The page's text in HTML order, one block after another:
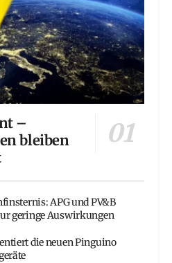
–
bleiben
APG und PV&B
geringe Auswirkungen
die neuen Pinguino